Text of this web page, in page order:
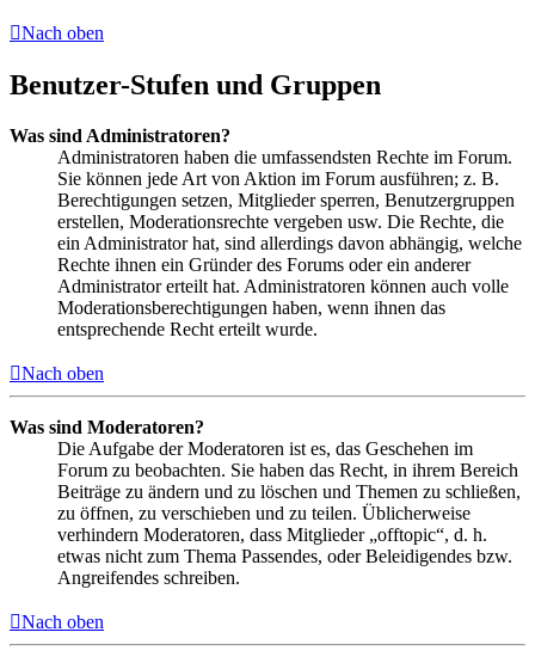
Nach oben
Benutzer-Stufen und Gruppen
Was sind Administratoren?
Administratoren haben die umfassendsten Rechte im Forum.
Sie können jede Art von Aktion im Forum ausführen; z. B.
Berechtigungen setzen, Mitglieder sperren, Benutzergruppen
erstellen, Moderationsrechte vergeben usw. Die Rechte, die
ein Administrator hat, sind allerdings davon abhängig, welche
Rechte ihnen ein Gründer des Forums oder ein anderer
Administrator erteilt hat. Administratoren können auch volle
Moderationsberechtigungen haben, wenn ihnen das
entsprechende Recht erteilt wurde.
Nach oben
Was sind Moderatoren?
Die Aufgabe der Moderatoren ist es, das Geschehen im
Forum zu beobachten. Sie haben das Recht, in ihrem Bereich
Beiträge zu ändern und zu löschen und Themen zu schließen,
zu öffnen, zu verschieben und zu teilen. Üblicherweise
verhindern Moderatoren, dass Mitglieder „offtopic“, d. h.
etwas nicht zum Thema Passendes, oder Beleidigendes bzw.
Angreifendes schreiben.
Nach oben